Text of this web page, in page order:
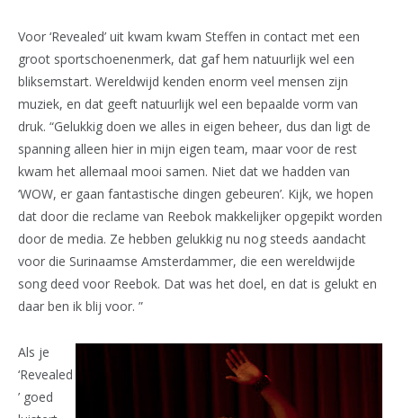
Voor ‘Revealed’ uit kwam kwam Steffen in contact met een
groot sportschoenenmerk, dat gaf hem natuurlijk wel een
bliksemstart. Wereldwijd kenden enorm veel mensen zijn
muziek, en dat geeft natuurlijk wel een bepaalde vorm van
druk. “Gelukkig doen we alles in eigen beheer, dus dan ligt de
spanning alleen hier in mijn eigen team, maar voor de rest
kwam het allemaal mooi samen. Niet dat we hadden van
‘WOW, er gaan fantastische dingen gebeuren’. Kijk, we hopen
dat door die reclame van Reebok makkelijker opgepikt worden
door de media. Ze hebben gelukkig nu nog steeds aandacht
voor die Surinaamse Amsterdammer, die een wereldwijde
song deed voor Reebok. Dat was het doel, en dat is gelukt en
daar ben ik blij voor. ”
Als je
‘Revealed
’ goed